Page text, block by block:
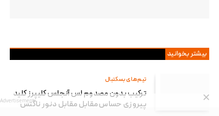
بیشتر بخوانید
تیم‌های بسکتبال
ترکیب بدون مصدوم لس آنجلس کلیپرز کلید
پیروزی حساس مقابل مقابل دنور ناگتسAdvertisement